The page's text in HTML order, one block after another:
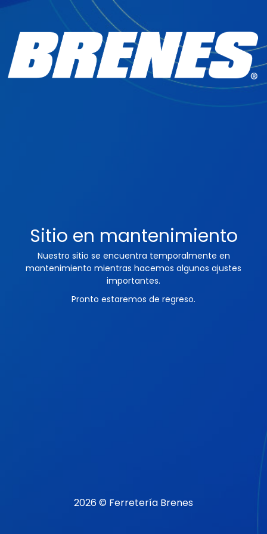
Sitio en mantenimiento
Nuestro sitio se encuentra temporalmente en
mantenimiento mientras hacemos algunos ajustes
importantes.
Pronto estaremos de regreso.
2026 © Ferretería Brenes